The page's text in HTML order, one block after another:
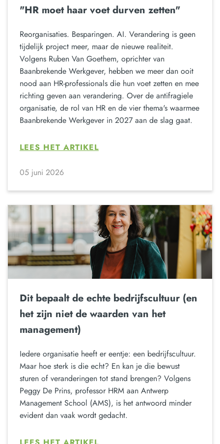
"HR moet haar voet durven zetten"
Reorganisaties. Besparingen. AI. Verandering is geen
tijdelijk project meer, maar de nieuwe realiteit.
Volgens Ruben Van Goethem, oprichter van
Baanbrekende Werkgever, hebben we meer dan ooit
nood aan HR-professionals die hun voet zetten en mee
richting geven aan verandering. Over de antifragiele
organisatie, de rol van HR en de vier thema's waarmee
Baanbrekende Werkgever in 2027 aan de slag gaat.
LEES HET ARTIKEL
05 juni 2026
Dit bepaalt de echte bedrijfscultuur (en
het zijn niet de waarden van het
management)
Iedere organisatie heeft er eentje: een bedrijfscultuur.
Maar hoe sterk is die echt? En kan je die bewust
sturen of veranderingen tot stand brengen? Volgens
Peggy De Prins, professor HRM aan Antwerp
Management School (AMS), is het antwoord minder
evident dan vaak wordt gedacht.